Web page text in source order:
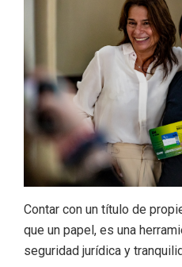
Contar con un título de
que un papel, es una
seguridad jurídica y